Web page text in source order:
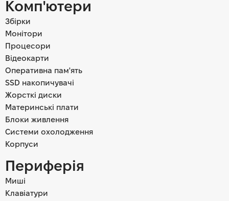
Комп'ютери
Збірки
Монітори
Процесори
Відеокарти
Оперативна пам'ять
SSD накопичувачі
Жорсткі диски
Материнські плати
Блоки живлення
Системи охолодження
Корпуси
Периферія
Миші
Клавіатури